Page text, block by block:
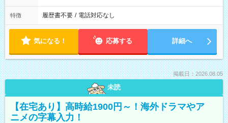
特徴 履歴書不要 / 電話対応なし
気になる！ 応募する 詳細へ
掲載日：2026.08.05
未読
【在宅あり】高時給1900円～！海外ドラマやア
ニメの字幕入力！